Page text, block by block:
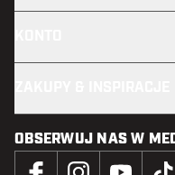
OBSERWUJ NAS W